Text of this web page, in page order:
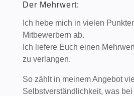
Der Mehrwert:
Ich hebe mich in vielen
Mitbewerbern ab.
Ich liefere Euch einen
zu verlangen.
So zählt in meinem Angebot
Selbstverständlichkeit, was